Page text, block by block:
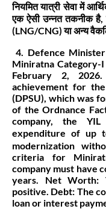
नियमित यात्री सेवा में
एक ऐसी उन्नत तकनीक है,
(LNG/CNG) या अन्य
4. Defence
Miniratna Category-
February 2,
achievement for
(DPSU), which was
of the Ordnance
company, the
expenditure of up
modernization
criteria for
company must have
years. Net Worth:
positive. Debt: The
loan or interest